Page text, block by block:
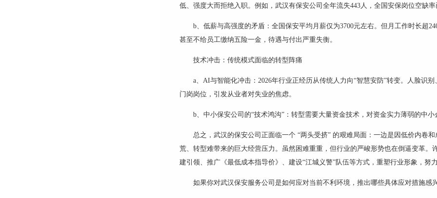
低、强度大而拒绝入职。例如，武汉有保安公司全年流失443人，全国安保岗位空缺
b、 低薪与高强度的矛盾：全国保安平均月薪仅为3700元左右。但月工作时长超
甚至不给员工缴纳五险一金，待遇与付出严重失衡。
技术冲击：传统模式面临的转型阵痛
a、 AI与智能化冲击： 2026年行业正经历从传统人力向“智慧安防”转变。人脸识
门岗岗位，引发从业者对失业的焦虑。
b、中小保安公司的“技术鸿沟”：转型需要大量资金技术，对资金实力薄弱的中
总之，武汉的保安公司正面临一个 “两头受挤” 的艰难局面：一边是因低价内卷
荒、转型难带来的巨大经营压力。虽然困难重重，但行业的严峻形势也在倒逼变革。
建引领、推广《最低成本指导价》、建设“江城义警”队伍等方式，重塑行业形象，努
如果你对武汉保安服务公司是如何应对当前不利环境，推出哪些具体应对措施